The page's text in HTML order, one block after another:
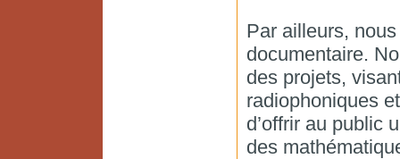
Par ailleurs,
documentaire.
des projets,
radiophoniques
d’offrir au public
des